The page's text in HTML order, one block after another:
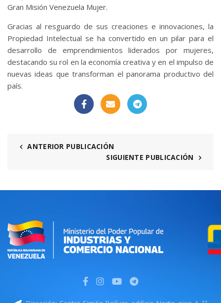
Gran Misión Venezuela Mujer.
Gracias al resguardo de sus creaciones e innovaciones, la
Propiedad Intelectual se ha convertido en un pilar para el
desarrollo de emprendimientos liderados por mujeres,
destacando su rol en la economía creativa y en el impulso de
nuevas ideas que transforman el panorama productivo del
país.
ANTERIOR PUBLICACIÓN
SIGUIENTE PUBLICACIÓN